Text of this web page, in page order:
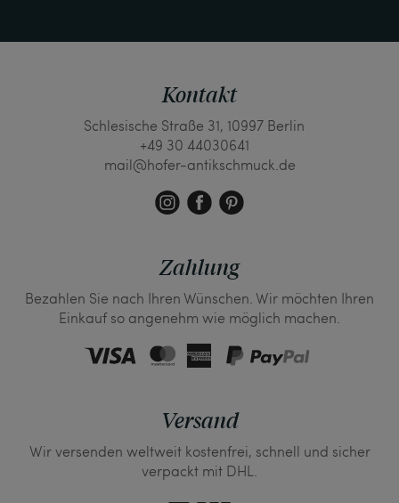
Kontakt
Schlesische Straße 31, 10997 Berlin
+49 30 44030641
mail@hofer-antikschmuck.de
Zahlung
Bezahlen Sie nach Ihren Wünschen. Wir möchten Ihren
Einkauf so angenehm wie möglich machen.
Versand
Wir versenden weltweit kostenfrei, schnell und sicher
verpackt mit DHL.